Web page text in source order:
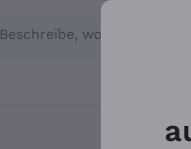
Beschreibe, wonach du